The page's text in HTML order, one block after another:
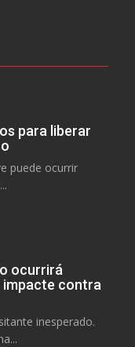
para liberar
puede ocurrir
ocurrirá
impacte contra
inesperado.